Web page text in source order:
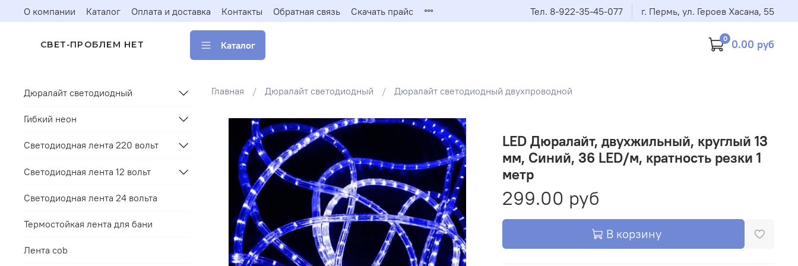
О компании Каталог Оплата и доставка Контакты Обратная связь Скачать прайс Тел. 8-922-35-45-077 г. Пермь, ул. Героев Хасана, 55
СВЕТ-ПРОБЛЕМ НЕТ Каталог
0 0.00 руб
Главная Дюралайт светодиодный Дюралайт светодиодный двухпроводной
LED Дюралайт, двухжильный, круглый 13
мм, Синий, 36 LED/м, кратность резки 1
метр
299.00 руб
В корзину
Дюралайт светодиодный
Гибкий неон
Светодиодная лента 220 вольт
Светодиодная лента 12 вольт
Светодиодная лента 24 вольта
Термостойкая лента для бани
Лента cob